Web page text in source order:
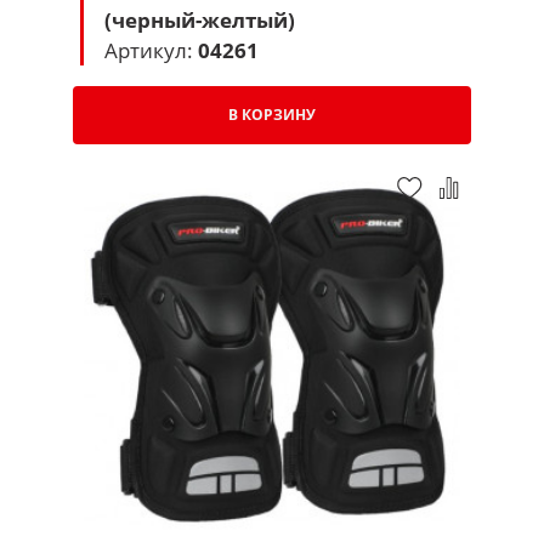
(черный-желтый)
Артикул: 04261
В КОРЗИНУ